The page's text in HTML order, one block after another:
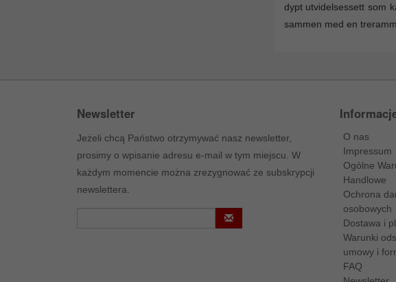
dypt utvidelsessett som
sammen med en
Newsletter
Jeżeli chcą Państwo otrzymywać nasz newsletter,
prosimy o wpisanie adresu e-mail w tym miejscu. W
każdym momencie można zrezygnować ze subskrypcji
newslettera.
O nas
Impressum
Ogólne
Handlowe
Ochrona
osobowych
Dostawa i
Warunki
umowy i
FAQ